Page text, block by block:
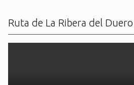
Ruta de La Ribera del Duero